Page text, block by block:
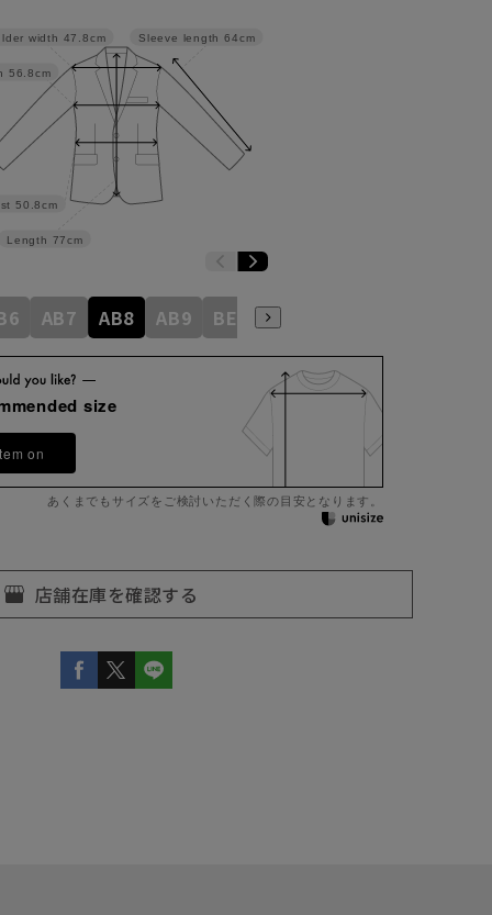
Sleeve length 64cm
Length 77cm
50.8cm
56.8cm
width 47.8cm
AB7 AB8 AB9 BE3 BE4
size
on
あくまでもサイズをご検討いただく際の目安となります。